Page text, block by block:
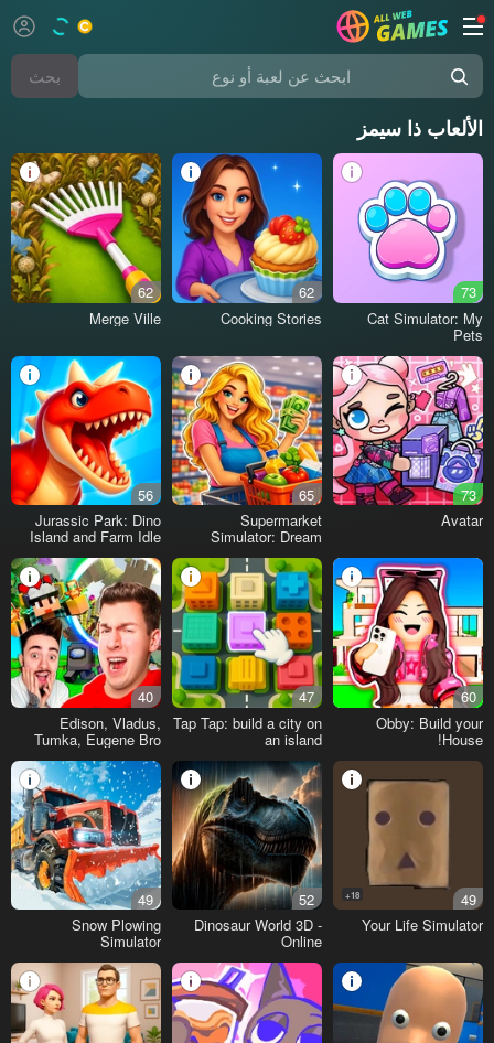
ابحث عن لعبة أو نوع بحث
الألعاب ذا سيمز
73
Cat Simulator: My
Pets
62
Cooking Stories
62
Merge Ville
73
Avatar
65
Supermarket
Simulator: Dream
Store
56
Jurassic Park: Dino
Island and Farm Idle
Tycoon 3D
60
Obby: Build your
House!
47
Tap Tap: build a city on
an island
40
Edison, Vladus,
Tumka, Eugene Bro
49
18+
Your Life Simulator
52
Dinosaur World 3D -
Online
49
Snow Plowing
Simulator